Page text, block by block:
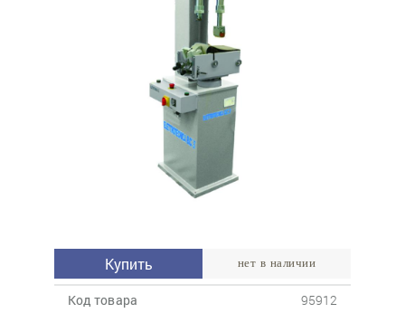
Купить нет в наличии
Код товара 95912